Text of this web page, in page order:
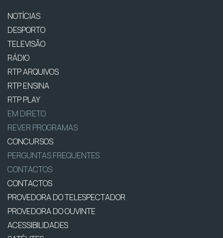
NOTÍCIAS
DESPORTO
TELEVISÃO
RÁDIO
RTP ARQUIVOS
RTP ENSINA
RTP PLAY
EM DIRETO
REVER PROGRAMAS
CONCURSOS
PERGUNTAS FREQUENTES
CONTACTOS
CONTACTOS
PROVEDORA DO TELESPECTADOR
PROVEDORA DO OUVINTE
ACESSIBILIDADES